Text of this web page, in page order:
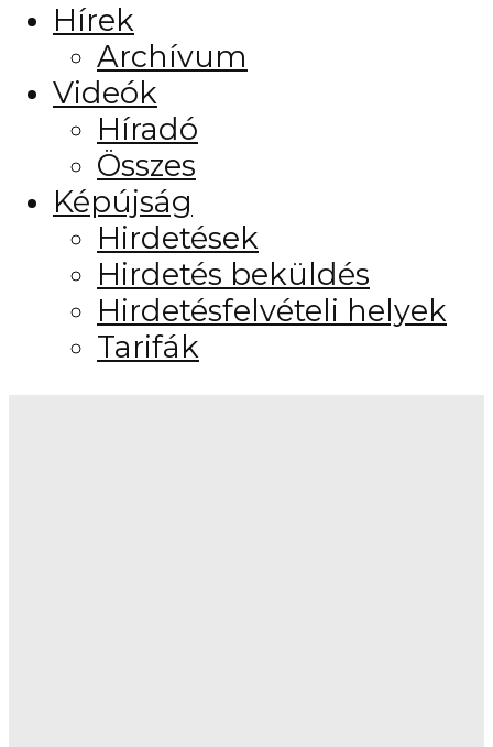
Hírek
Archívum
Videók
Híradó
Összes
Képújság
Hirdetések
Hirdetés beküldés
Hirdetésfelvételi helyek
Tarifák